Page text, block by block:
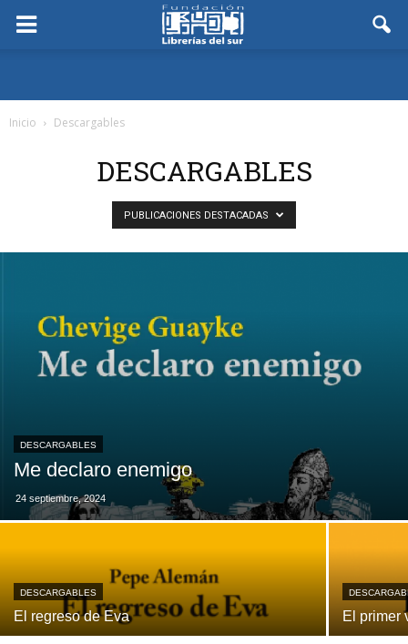
Inicio Descargables
DESCARGABLES
PUBLICACIONES DESTACADAS
DESCARGABLES
Me declaro enemigo
24 septiembre, 2024
DESCARGABLES
El regreso de Eva El primer